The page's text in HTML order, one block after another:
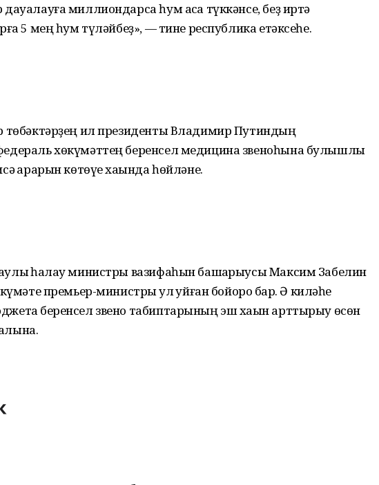
миллиондарса һум аҡса түккәнсе, беҙ иртә
5 мең һум түләйбеҙ», — тине республика етәксеһе.
төбәктәрҙең ил президенты Владимир Путиндың
хөкүмәттең беренсел медицина звеноһына булышлыҡ
ҡарарын көтөүе хаҡында һөйләне.
һаҡлау министры вазифаһын башҡарыусы Максим Забелин
премьер-министры ҡул ҡуйған бойороҡ бар. Ә киләһе
беренсел звено табиптарының эш хаҡын арттырыу өсөн